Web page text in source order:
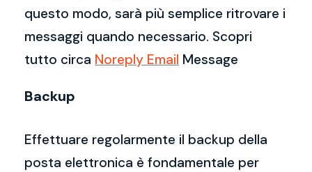
questo modo, sarà più semplice ritrovare i
messaggi quando necessario. Scopri
tutto circa Noreply Email Message
Backup
Effettuare regolarmente il backup della
posta elettronica è fondamentale per